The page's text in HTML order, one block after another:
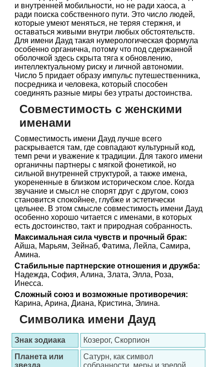
и внутренней мобильности, но не ради хаоса, а
ради поиска собственного пути. Это число людей,
которые умеют меняться, не теряя стержня, и
оставаться живыми внутри любых обстоятельств.
Для имени Дауд такая нумерологическая формула
особенно органична, потому что под сдержанной
оболочкой здесь скрыта тяга к обновлению,
интеллектуальному риску и личной автономии.
Число 5 придает образу импульс путешественника,
посредника и человека, который способен
соединять разные миры без утраты достоинства.
Совместимость с женскими
именами
Совместимость имени Дауд лучше всего
раскрывается там, где совпадают культурный код,
темп речи и уважение к традиции. Для такого имени
органичны партнеры с мягкой фонетикой, но
сильной внутренней структурой, а также имена,
укорененные в близком историческом слое. Когда
звучание и смысл не спорят друг с другом, союз
становится спокойнее, глубже и эстетически
цельнее. В этом смысле совместимость имени Дауд
особенно хорошо читается с именами, в которых
есть достоинство, такт и природная собранность.
Максимальная сила чувств и прочный брак:
Айша, Марьям, Зейнаб, Фатима, Лейла, Самира,
Амина.
Стабильные партнерские отношения и дружба:
Надежда, София, Алина, Злата, Элла, Роза,
Инесса.
Сложный союз и возможные противоречия:
Карина, Арина, Диана, Кристина, Элина.
Символика имени Дауд
Знак зодиака
Козерог, Скорпион
Планета или
звезда
Сатурн, как символ
собранности, меры и зрелой